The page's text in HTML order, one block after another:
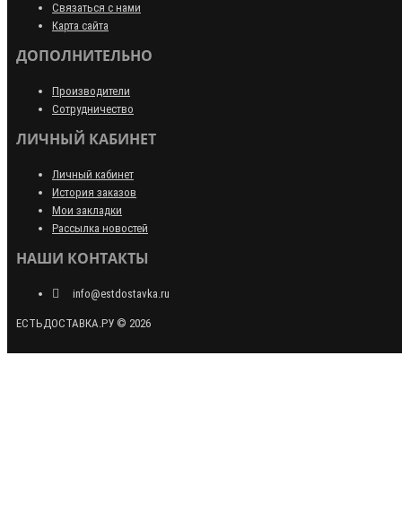
Связаться с нами
Карта сайта
ДОПОЛНИТЕЛЬНО
Производители
Сотрудничество
ЛИЧНЫЙ КАБИНЕТ
Личный кабинет
История заказов
Мои закладки
Рассылка новостей
НАШИ КОНТАКТЫ
info@estdostavka.ru
ЕСТЬДОСТАВКА.РУ © 2026